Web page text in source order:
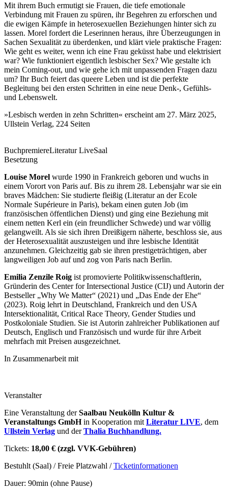
Mit ihrem Buch ermutigt sie Frauen, die tiefe emotionale
Verbindung mit Frauen zu spüren, ihr Begehren zu erforschen und
die ewigen Kämpfe in heterosexuellen Beziehungen hinter sich zu
lassen. Morel fordert die Leserinnen heraus, ihre Überzeugungen in
Sachen Sexualität zu überdenken, und klärt viele praktische Fragen:
Wie geht es weiter, wenn ich eine Frau geküsst habe und elektrisiert
war? Wie funktioniert eigentlich lesbischer Sex? Wie gestalte ich
mein Coming-out, und wie gehe ich mit unpassenden Fragen dazu
um? Ihr Buch feiert das queere Leben und ist die perfekte
Begleitung bei den ersten Schritten in eine neue Denk-, Gefühls-
und Lebenswelt.
»Lesbisch werden in zehn Schritten« erscheint am 27. März 2025,
Ullstein Verlag, 224 Seiten
BuchpremiereLiteratur LiveSaal
Besetzung
Louise Morel wurde 1990 in Frankreich geboren und wuchs in
einem Vorort von Paris auf. Bis zu ihrem 28. Lebensjahr war sie ein
braves Mädchen: Sie studierte fleißig (Literatur an der Ecole
Normale Supérieure in Paris), bekam einen guten Job (im
französischen öffentlichen Dienst) und ging eine Beziehung mit
einem netten Kerl ein (ein freundlicher Schwede) und war völlig
gelangweilt. Als sie sich ihren Dreißigern näherte, beschloss sie, aus
der Heterosexualität auszusteigen und ihre lesbische Identität
anzunehmen. Gleichzeitig gab sie ihren prestigeträchtigen, aber
langweiligen Job auf und zog von Paris nach Berlin.
Emilia Zenzile Roig ist promovierte Politikwissenschaftlerin,
Gründerin des Center for Intersectional Justice (CIJ) und Autorin der
Bestseller „Why We Matter“ (2021) und „Das Ende der Ehe“
(2023). Roig lehrt in Deutschland, Frankreich und den USA
Intersektionalität, Critical Race Theory, Gender Studies und
Postkoloniale Studien. Sie ist Autorin zahlreicher Publikationen auf
Deutsch, Englisch und Französisch und wurde für ihre Arbeit
mehrfach mit Preisen ausgezeichnet.
In Zusammenarbeit mit
Veranstalter
Eine Veranstaltung derSaalbau Neukölln Kultur &
Veranstaltungs GmbHin Kooperation mit Literatur LIVE, dem
Ullstein Verlag und derThalia Buchhandlung.
Tickets: 18,00 € (zzgl. VVK-Gebühren)
Bestuhlt (Saal) / Freie Platzwahl /Ticketinformationen
Dauer: 90min (ohne Pause)